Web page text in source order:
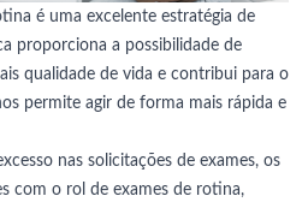
é uma excelente estratégia de
proporciona a possibilidade de
qualidade de vida e contribui para o
permite agir de forma mais rápida e
nas solicitações de exames, os
com o rol de exames de rotina,